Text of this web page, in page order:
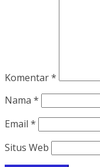
Komentar*
Nama *
Email *
Situs Web